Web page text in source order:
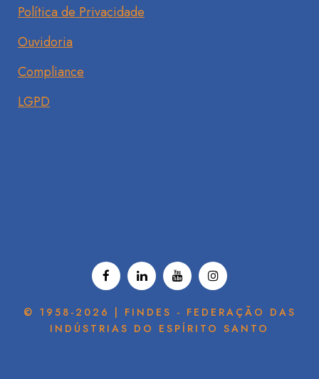
Política de Privacidade
Ouvidoria
Compliance
LGPD
© 1958-2026 | FINDES - FEDERAÇÃO DAS
INDÚSTRIAS DO ESPÍRITO SANTO